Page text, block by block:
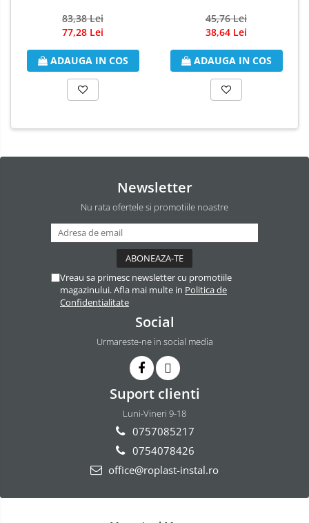
83,38 Lei
77,28 Lei
ADAUGA IN COS
45,76 Lei
38,64 Lei
ADAUGA IN COS
Newsletter
Nu rata ofertele si promotiile noastre
Vreau sa primesc newsletter cu promotiile
magazinului. Afla mai multe in Politica de
Confidentialitate
Social
Urmareste-ne in social media
Suport clienti
Luni-Vineri 9-18
0757085217
0754078426
office@roplast-instal.ro